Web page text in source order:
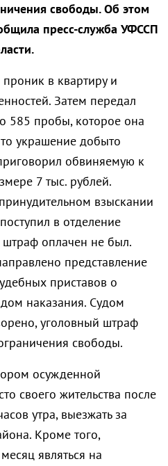
свободы. Об этом
пресс-служба УФССП
в квартиру и
Затем передал
585 пробы, которое она
украшение добыто
обвиняемую к
7 тыс. рублей.
взыскании
в отделение
оплачен не был.
представление
приставов о
наказания. Судом
уголовный штраф
свободы.
осужденной
своего жительства после
утра, выезжать за
Кроме того,
являться на